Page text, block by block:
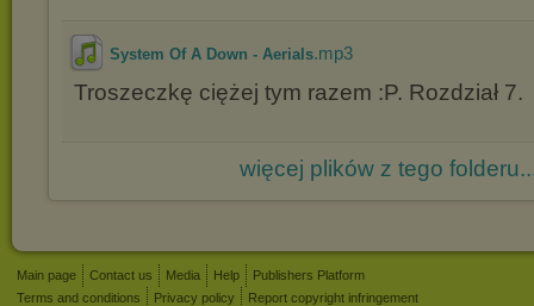
System Of A Down - Aerials.mp3
Troszeczkę ciężej tym razem :P. Rozdział 7.
więcej plików z tego
Main page Contact us Media Help
Publishers Platform
Terms and conditions
Privacy policy Report copyright infringement